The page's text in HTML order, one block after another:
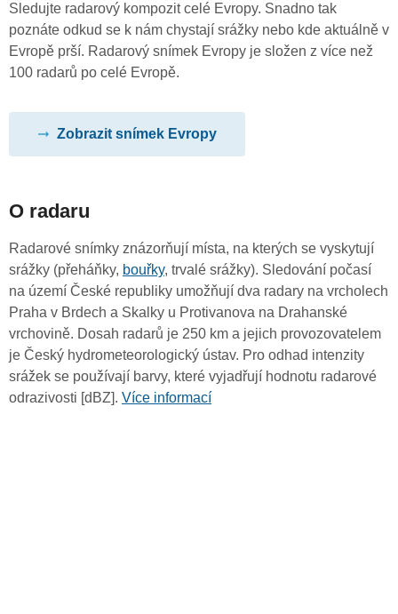
Sledujte radarový kompozit celé Evropy. Snadno tak
poznáte odkud se k nám chystají srážky nebo kde aktuálně v
Evropě prší. Radarový snímek Evropy je složen z více než
100 radarů po celé Evropě.
Zobrazit snímek Evropy
O radaru
Radarové snímky znázorňují místa, na kterých se vyskytují
srážky (přeháňky, bouřky, trvalé srážky). Sledování počasí
na území České republiky umožňují dva radary na vrcholech
Praha v Brdech a Skalky u Protivanova na Drahanské
vrchovině. Dosah radarů je 250 km a jejich provozovatelem
je Český hydrometeorologický ústav. Pro odhad intenzity
srážek se používají barvy, které vyjadřují hodnotu radarové
odrazivosti [dBZ]. Více informací